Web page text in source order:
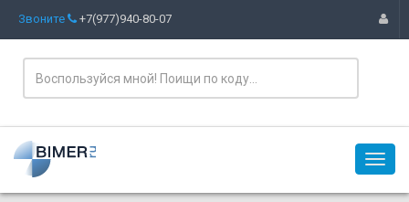
Звоните +7(977)940-80-07